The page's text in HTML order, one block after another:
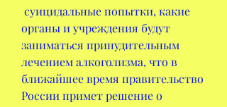
органы и учреждения будут
заниматься принудительным
лечением алкоголизма, что в
ближайшее время правительство
России примет решение о